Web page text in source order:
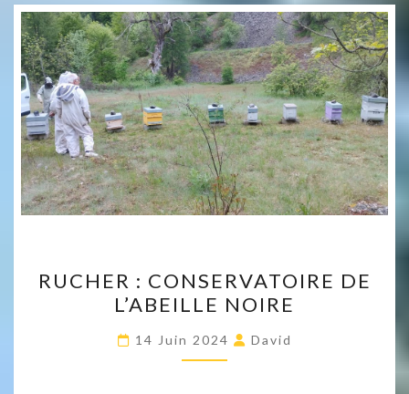
:
CONSERVATOIRE
DE
L’ABEILLE
RUCHER : CONSERVATOIRE DE
L’ABEILLE NOIRE
14 Juin 2024 David